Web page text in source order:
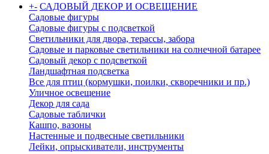
+- САДОВЫЙ ДЕКОР И ОСВЕЩЕНИЕ
Садовые фигуры
Садовые фигуры с подсветкой
Светильники для двора, терассы, забора
Садовые и парковые светильники на солнечной батарее
Садовый декор с подсветкой
Ландшафтная подсветка
Все для птиц (кормушки, поилки, скворечники и пр.)
Уличное освещение
Декор для сада
Садовые таблички
Кашпо, вазоны
Настенные и подвесные светильники
Лейки, опрыскиватели, инструменты